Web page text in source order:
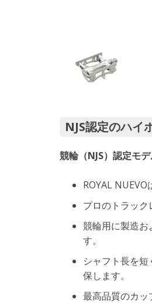
NJS認定のハイ
競輪（NJS）認定モ
ROYAL
プロのトラック
競輪用に製造お
す。
シャフト長を
保します。
最高品質のカッ